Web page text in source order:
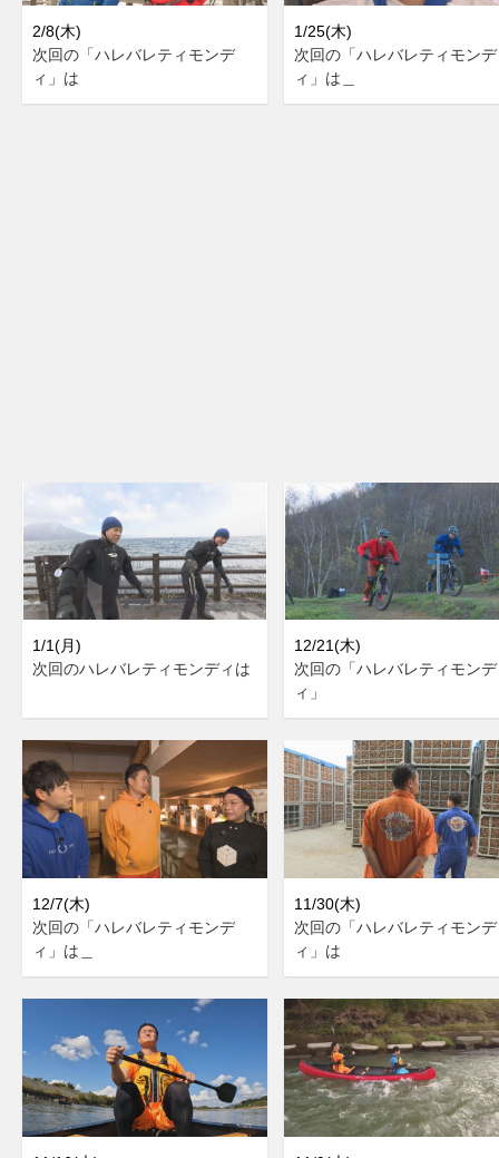
2/8(木)
次回の「ハレバレティモンデ
ィ」は
1/25(木)
次回の「ハレバレティモンデ
ィ」は＿
1/1(月)
次回のハレバレティモンディは
12/21(木)
次回の「ハレバレティモンデ
ィ」
12/7(木)
次回の「ハレバレティモンデ
ィ」は＿
11/30(木)
次回の「ハレバレティモンデ
ィ」は